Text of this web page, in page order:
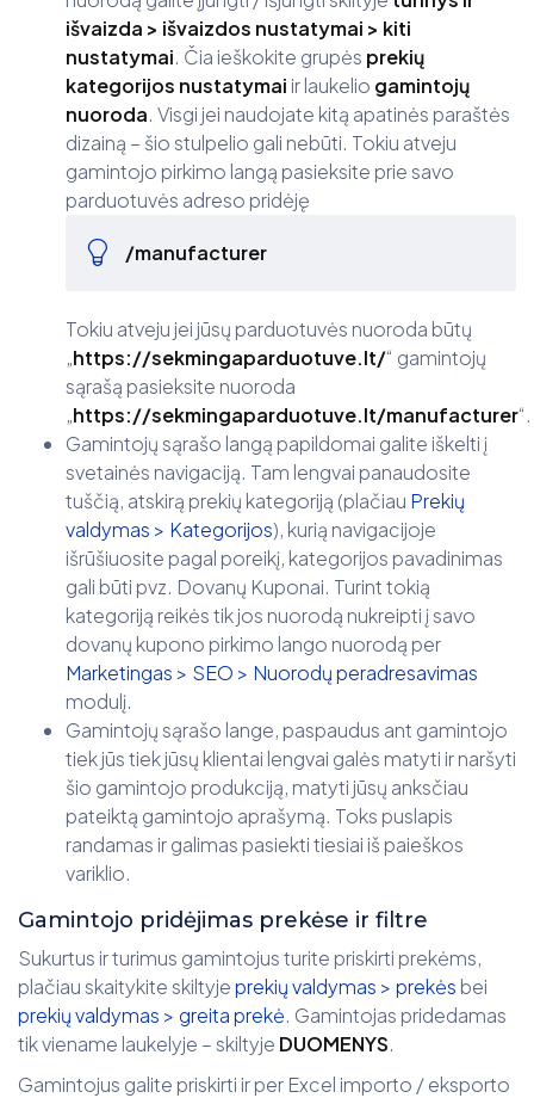
išvaizda > išvaizdos nustatymai > kiti
nustatymai. Čia ieškokite grupės prekių
kategorijos nustatymai ir laukelio gamintojų
nuoroda. Visgi jei naudojate kitą apatinės paraštės
dizainą – šio stulpelio gali nebūti. Tokiu atveju
gamintojo pirkimo langą pasieksite prie savo
parduotuvės adreso pridėję
/manufacturer
Tokiu atveju jei jūsų parduotuvės nuoroda būtų
„https://sekmingaparduotuve.lt/“ gamintojų
sąrašą pasieksite nuoroda
„https://sekmingaparduotuve.lt/manufacturer“.
Gamintojų sąrašo langą papildomai galite iškelti į
svetainės navigaciją. Tam lengvai panaudosite
tuščią, atskirą prekių kategoriją (plačiau Prekių
valdymas > Kategorijos), kurią navigacijoje
išrūšiuosite pagal poreikį, kategorijos pavadinimas
gali būti pvz. Dovanų Kuponai. Turint tokią
kategoriją reikės tik jos nuorodą nukreipti į savo
dovanų kupono pirkimo lango nuorodą per
Marketingas > SEO > Nuorodų peradresavimas
modulį.
Gamintojų sąrašo lange, paspaudus ant gamintojo
tiek jūs tiek jūsų klientai lengvai galės matyti ir naršyti
šio gamintojo produkciją, matyti jūsų anksčiau
pateiktą gamintojo aprašymą. Toks puslapis
randamas ir galimas pasiekti tiesiai iš paieškos
variklio.
Gamintojo pridėjimas prekėse ir filtre
Sukurtus ir turimus gamintojus turite priskirti prekėms,
plačiau skaitykite skiltyjeprekių valdymas > prekės bei
prekių valdymas > greita prekė. Gamintojas pridedamas
tik viename laukelyje – skiltyje DUOMENYS.
Gamintojus galite priskirti ir per Excel importo / eksporto